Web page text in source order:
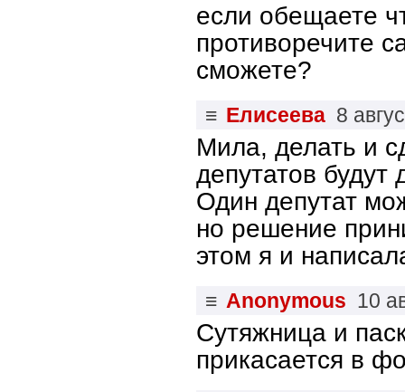
если обещаете
противоречите
сможете?
≡ Елисеева 8
Мила, делать и
депутатов будут
Один депутат
но решение
этом я и
≡ Anonymous 10
Сутяжница и
прикасается в